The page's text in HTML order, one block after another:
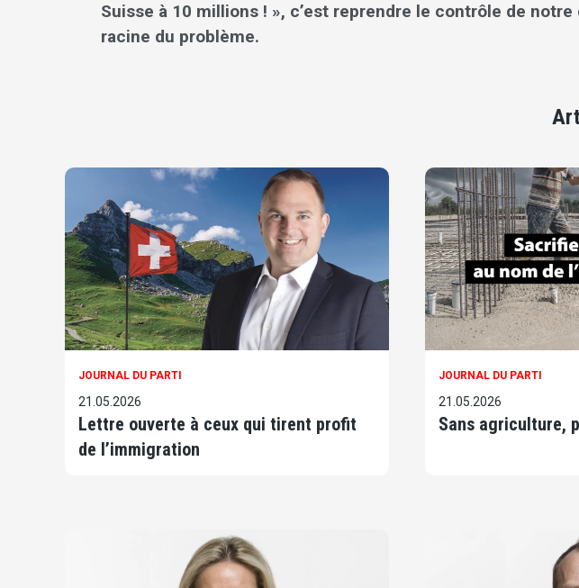
Suisse à 10 millions ! », c’est reprendre le contrôle de
racine du problème.
JOURNAL DU PARTI
21.05.2026
Lettre ouverte à ceux qui tirent profit
de l’immigration
JOURNAL DU PARTI
21.05.2026
Sans agriculture,